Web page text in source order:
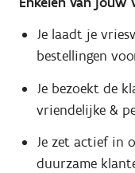
Je laadt je
bestellingen
Je bezoekt de
vriendelijke &
Je zet actief in
duurzame